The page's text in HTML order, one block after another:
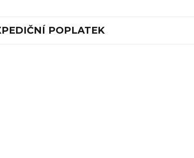
POPLATEK